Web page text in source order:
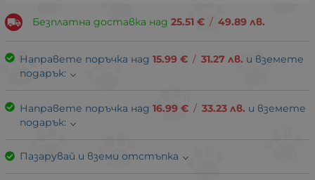
Безплатна доставка над 25.51 € / 49.89 лв.
Направете поръчка над 15.99 € / 31.27 лв. и вземете
подарък:
Направете поръчка над 16.99 € / 33.23 лв. и вземете
подарък:
Пазарувай и вземи отстъпка